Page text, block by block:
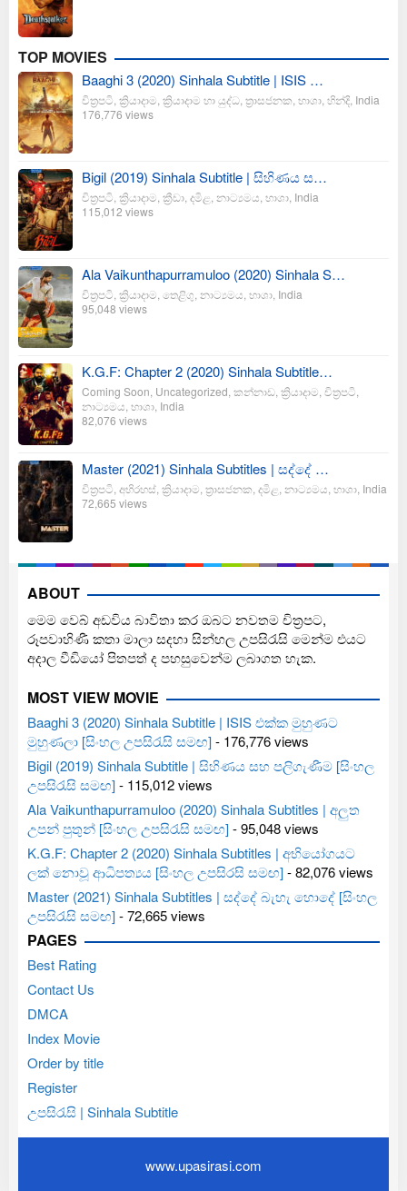
TOP MOVIES
Baaghi 3 (2020) Sinhala Subtitle | ISIS …
චිත්‍රපටි ක්‍රියාදාම ක්‍රියාදාම හා යුද්ධ ත්‍රාසජනක භාශා හින්දි India
176,776 views
Bigil (2019) Sinhala Subtitle | සිහිණය ස…
චිත්‍රපටි ක්‍රියාදාම ක්‍රීඩා දමිළ නාට්‍යමය භාශා India
115,012 views
Ala Vaikunthapurramuloo (2020) Sinhala S…
චිත්‍රපටි ක්‍රියාදාම තෙළිගු නාට්‍යමය භාශා India
95,048 views
K.G.F: Chapter 2 (2020) Sinhala Subtitle…
Coming Soon Uncategorized කන්නාඩ ක්‍රියාදාම චිත්‍රපටි
නාට්‍යමය භාශා India
82,076 views
Master (2021) Sinhala Subtitles | සද්දේ …
චිත්‍රපටි අභිරහස් ක්‍රියාදාම ත්‍රාසජනක දමිළ නාට්‍යමය භාශා India
72,665 views
ABOUT
මෙම වෙබ් අඩවිය බාවිතා කර ඔබට නවතම චිත්‍රපට,
රූපවාහිණී කතා මාලා සදහා සින්හල උපසිරැසි මෙන්ම එයට
අදාල වීඩියෝ පිතපත් ද පහසුවෙන්ම ලබාගත හැක.
MOST VIEW MOVIE
Baaghi 3 (2020) Sinhala Subtitle | ISIS එක්ක මුහුණට
මුහුණලා [සිංහල උපසිරැසි සමඟ]- 176,776 views
Bigil (2019) Sinhala Subtitle | සිහිණය සහ පලිගැණීම [සිංහල
උපසිරැසි සමඟ]- 115,012 views
Ala Vaikunthapurramuloo (2020) Sinhala Subtitles | අලුත
උපන් පුතුන් [සිංහල උපසිරැසි සමඟ]- 95,048 views
K.G.F: Chapter 2 (2020) Sinhala Subtitles | අභියෝගයට
ලක් නොවූ ආධිපත්‍යය [සිංහල උපසිරසි සමඟ]- 82,076 views
Master (2021) Sinhala Subtitles | සද්දේ බැහැ හොදේ [සිංහල
උපසිරැසි සමඟ]- 72,665 views
PAGES
Best Rating
Contact Us
DMCA
Index Movie
Order by title
Register
උපසිරැසි | Sinhala Subtitle
www.upasirasi.com